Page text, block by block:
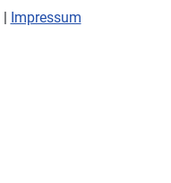
| Impressum